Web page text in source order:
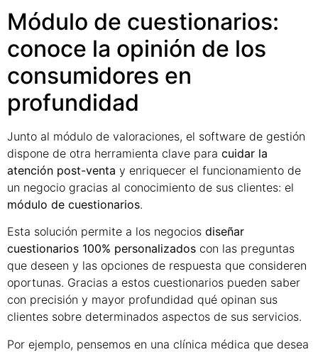
Módulo de cuestionarios:
conoce la opinión de los
consumidores en
profundidad
Junto al módulo de valoraciones, el software de gestión
dispone de otra herramienta clave para cuidar la
atención post-venta y enriquecer el funcionamiento de
un negocio gracias al conocimiento de sus clientes: el
módulo de cuestionarios.
Esta solución permite a los negocios diseñar
cuestionarios 100% personalizados con las preguntas
que deseen y las opciones de respuesta que consideren
oportunas. Gracias a estos cuestionarios pueden saber
con precisión y mayor profundidad qué opinan sus
clientes sobre determinados aspectos de sus servicios.
Por ejemplo, pensemos en una clínica médica que desea